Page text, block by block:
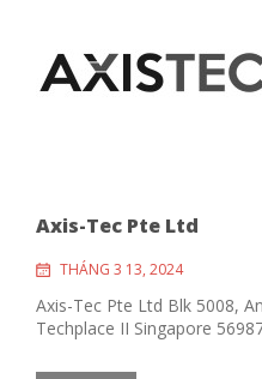
Axis-Tec Pte Ltd
THÁNG 3 13, 2024
Axis-Tec Pte Ltd Blk 5008,
Techplace II Singapore